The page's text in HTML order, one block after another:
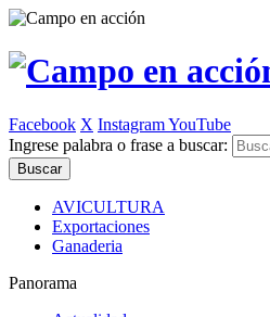
Facebook X InstagramYouTube
Ingrese palabra o frase a buscar:
AVICULTURA
Exportaciones
Ganaderia
Panorama